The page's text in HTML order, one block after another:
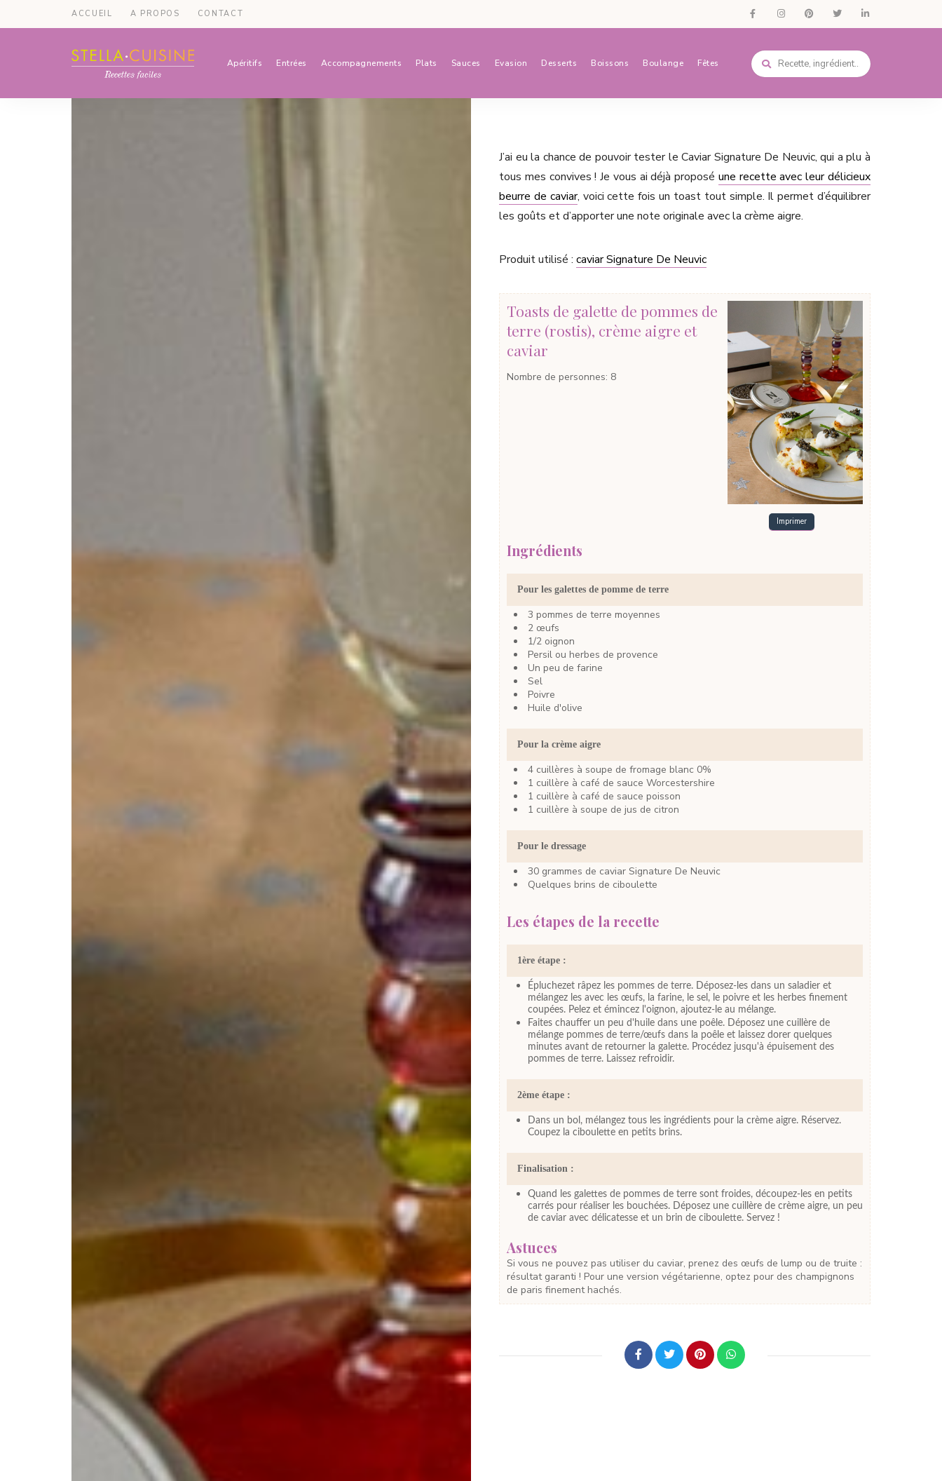
ACCUEIL A PROPOS CONTACT
Recettes
Recettes
Apéritifs Entrées Accompagnements Plats Sauces Evasion Desserts Boissons Boulange Fêtes
J’ai eu la chance de pouvoir tester le Caviar Signature De Neuvic, qui a plu à
tous mes convives ! Je vous ai déjà proposé une recette avec leur délicieux
beurre de caviar, voici cette fois un toast tout simple. Il permet d’équilibrer
les goûts et d’apporter une note originale avec la crème aigre.
Produit utilisé : caviar Signature De Neuvic
Imprimer
Toasts de galette de pommes de
terre (rostis), crème aigre et
caviar
Nombre de personnes: 8
Ingrédients
Pour les galettes de pomme de terre
3 pommes de terre moyennes
2 œufs
1/2 oignon
Persil ou herbes de provence
Un peu de farine
Sel
Poivre
Huile d'olive
Pour la crème aigre
4 cuillères à soupe de fromage blanc 0%
1 cuillère à café de sauce Worcestershire
1 cuillère à café de sauce poisson
1 cuillère à soupe de jus de citron
Pour le dressage
30 grammes de caviar Signature De Neuvic
Quelques brins de ciboulette
Les étapes de la recette
1ère étape :
Épluchezet râpez les pommes de terre. Déposez-les dans un saladier et
mélangez les avec les œufs, la farine, le sel, le poivre et les herbes finement
coupées. Pelez et émincez l'oignon, ajoutez-le au mélange.
Faites chauffer un peu d'huile dans une poêle. Déposez une cuillère de
mélange pommes de terre/œufs dans la poêle et laissez dorer quelques
minutes avant de retourner la galette. Procédez jusqu'à épuisement des
pommes de terre. Laissez refroidir.
2ème étape :
Dans un bol, mélangez tous les ingrédients pour la crème aigre. Réservez.
Coupez la ciboulette en petits brins.
Finalisation :
Quand les galettes de pommes de terre sont froides, découpez-les en petits
carrés pour réaliser les bouchées. Déposez une cuillère de crème aigre, un peu
de caviar avec délicatesse et un brin de ciboulette. Servez !
Astuces
Si vous ne pouvez pas utiliser du caviar, prenez des œufs de lump ou de truite :
résultat garanti ! Pour une version végétarienne, optez pour des champignons
de paris finement hachés.